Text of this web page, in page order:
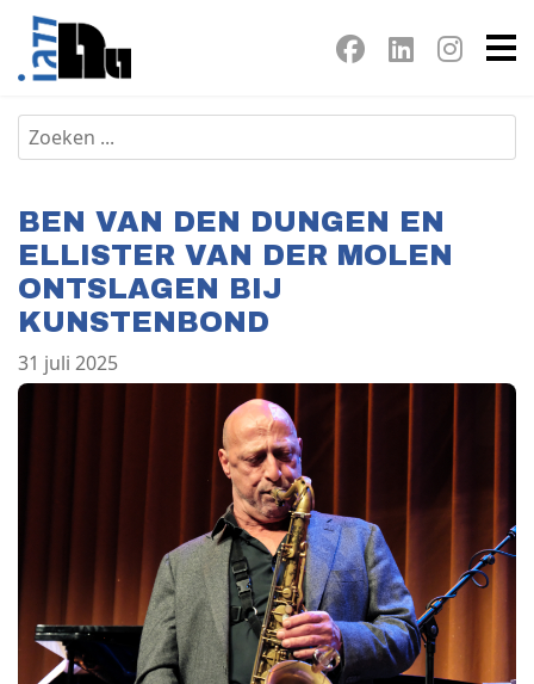
BEN VAN DEN DUNGEN EN
ELLISTER VAN DER MOLEN
ONTSLAGEN BIJ
KUNSTENBOND
31 juli 2025